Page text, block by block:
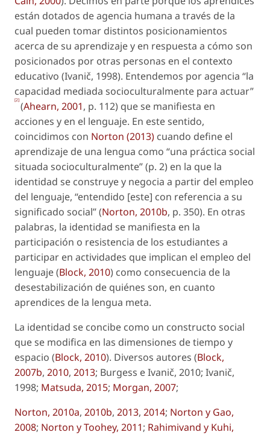
están dotados de agencia humana a través de la
cual pueden tomar distintos posicionamientos
acerca de su aprendizaje y en respuesta a cómo son
posicionados por otras personas en el contexto
educativo (Ivanič, 1998). Entendemos poragencia “la
capacidad mediada socioculturalmente para actuar”
[2] (Ahearn, 2001, p. 112) que se manifiesta en
acciones y en el lenguaje. En este sentido,
coincidimos con Norton (2013) cuando define el
aprendizaje de una lengua como “una práctica social
situada socioculturalmente” (p. 2) en la que la
identidad se construye y negocia a partir del empleo
del lenguaje, “entendido [este] con referencia a su
significado social” (Norton, 2010b, p. 350). En otras
palabras, la identidad se manifiesta en la
participación o resistencia de los estudiantes a
participar en actividades que implican el empleo del
lenguaje (Block, 2010) como consecuencia de la
desestabilización de quiénes son, en cuanto
aprendices de la lengua meta.
La identidad se concibe como un constructo social
que se modifica en las dimensiones de tiempo y
espacio (Block, 2010). Diversos autores (Block,
2007b, 2010, 2013; Burgess e Ivanič, 2010; Ivanič,
1998; Matsuda, 2015; Morgan, 2007;
Norton, 2010a, 2010b, 2013, 2014; Norton y Gao,
2008; Norton y Toohey, 2011; Rahimivand y Kuhi,